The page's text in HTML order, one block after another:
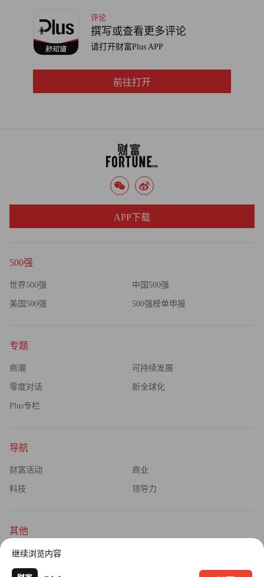
的三家千亿巨头，还是主观多头领域淡水泉和景林曾经的不
可一世，都在这次的市场回调中回归常态。
再观察下美国当下的CPI情况，由于能源结构更优的现状，
导致美国CPI几乎“免疫”了这轮大宗商品的上涨，但房价和
石当下的赎回压力可能只是一个开始，真正的冲击还没有完
对于投资者而言，黑石这次的“小新闻”给我们一个很大的
“提示”，不仅它再次验证了“规模和业绩的负相关”，也告诉
了我们永远要在狂欢中保持理性，更重要的是，为自己的投
负面，就是因为流动性。（财富中文网）
编辑：俞再孟
评论
撰写或查看更多评论
请打开财富Plus APP
前往打开
500强
世界500强 中国500强
美国500强 500强榜单申报
专题
商潮 可持续发展
零度对话 新全球化
Plus专栏
导航
财富活动 商业
科技 领导力
其他
杂志订阅
隐私政策
APP下载
继续浏览内容